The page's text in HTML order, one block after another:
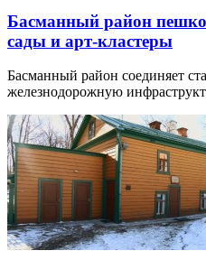
Басманный район
сады и арт-кластеры
Басманный район соединяет
железнодорожную